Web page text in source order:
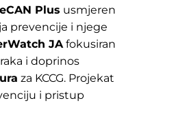
eCAN Plus usmjeren
prevencije i njege
JA fokusiran
i doprinos
za KCCG. Projekat
i pristup